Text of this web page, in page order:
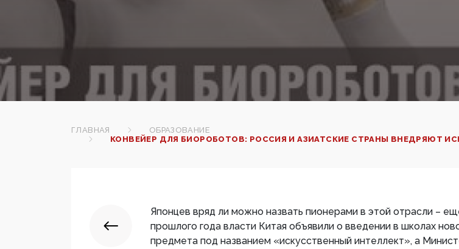
ГЛАВНАЯ
ОБРАЗОВАНИЕ
КОНВЕЙЕР ДЛЯ БИОРОБОТОВ: РОССИЯ И АЗИАТСКИЕ СТРАНЫ ВНЕДРЯЮТ
Японцев вряд ли можно назвать пионерами в этой отрасли –
прошлого года власти Китая объявили о введении в школах
предмета под названием «искусственный интеллект», а